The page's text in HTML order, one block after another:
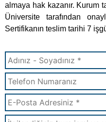
almaya hak kazanır. Kurum
Üniversite tarafından
Sertifikanın teslim tarihi 7